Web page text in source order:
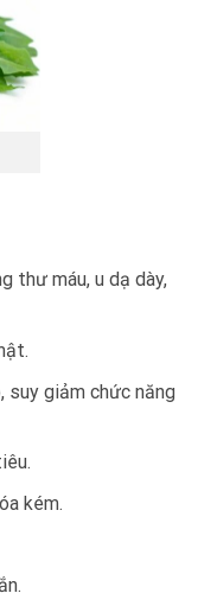
thư máu, u dạ dày,
suy giảm chức năng
kém.